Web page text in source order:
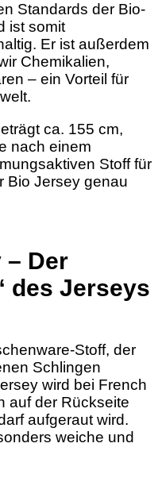
Standards der Bio-
ist somit
Er ist außerdem
Chemikalien,
– ein Vorteil für
ca. 155 cm,
nach einem
Stoff für
Bio Jersey genau
– Der
des Jerseys
Stoff, der
Schlingen
wird bei French
auf der Rückseite
aufgeraut wird.
weiche und